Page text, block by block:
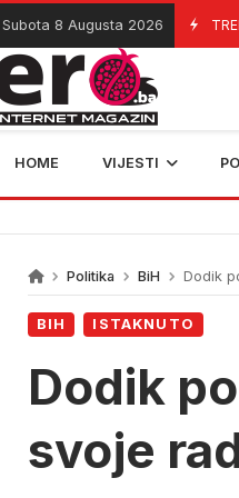
Subota 8 Augusta 2026 08/08/
HOME VIJESTI
Politika BiH Dodik
BIH ISTAKNUTO
Dodik
svoje